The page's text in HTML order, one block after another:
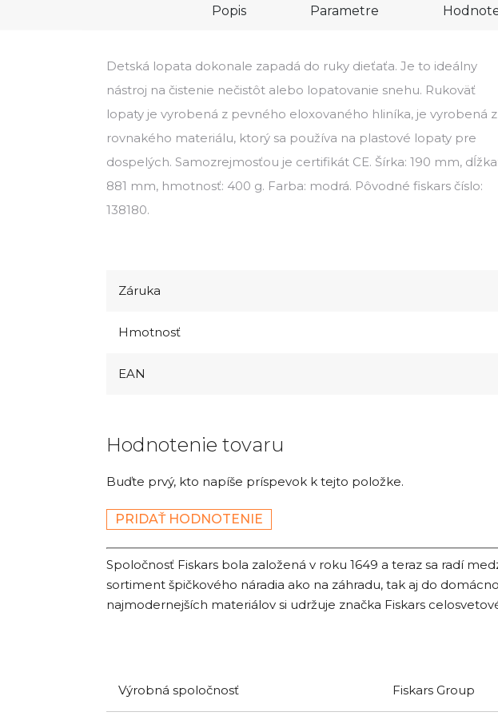
Popis Parametre
Detská lopata dokonale zapadá do ruky dieťaťa. Je to ideálny
nástroj na čistenie nečistôt alebo lopatovanie snehu. Rukoväť
lopaty je vyrobená z pevného eloxovaného hliníka, je vyrobená z
rovnakého materiálu, ktorý sa používa na plastové lopaty pre
dospelých. Samozrejmosťou je certifikát CE. Šírka: 190 mm, dĺžka:
881 mm, hmotnosť: 400 g. Farba: modrá. Pôvodné fiskars číslo:
138180.
Záruka
Hmotnosť
EAN
Hodnotenie tovaru
Buďte prvý, kto napíše príspevok k tejto položke.
PRIDAŤ HODNOTENIE
Spoločnosť Fiskars bola založená v roku 1649 a teraz sa radí
sortiment špičkového náradia ako na záhradu, tak aj do
najmodernejších materiálov si udržuje značka Fiskars
Výrobná spoločnosť Fiskars Group